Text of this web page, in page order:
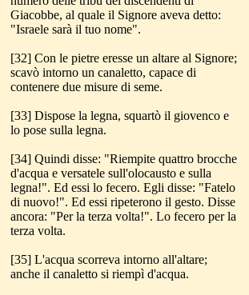
Giacobbe, al quale il Signore aveva detto:
"Israele sarà il tuo nome".
[32] Con le pietre eresse un altare al Signore;
scavò intorno un canaletto, capace di
contenere due misure di seme.
[33] Dispose la legna, squartò il giovenco e
lo pose sulla legna.
[34] Quindi disse: "Riempite quattro brocche
d'acqua e versatele sull'olocausto e sulla
legna!". Ed essi lo fecero. Egli disse: "Fatelo
di nuovo!". Ed essi ripeterono il gesto. Disse
ancora: "Per la terza volta!". Lo fecero per la
terza volta.
[35] L'acqua scorreva intorno all'altare;
anche il canaletto si riempì d'acqua.